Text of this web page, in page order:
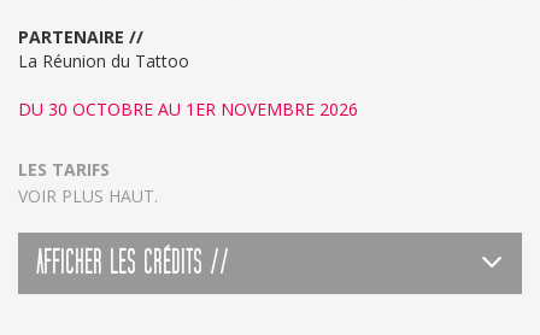
PARTENAIRE //
La Réunion du Tattoo
DU 30 OCTOBRE AU 1ER NOVEMBRE 2026
LES TARIFS
VOIR PLUS HAUT.
AFFICHER LES CRÉDITS //